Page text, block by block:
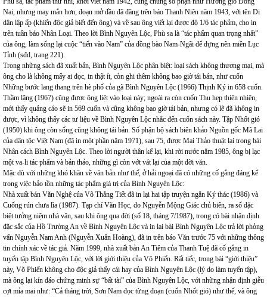
Nai, nhưng may mắn hơn, đoạn mở đầu đã đăng trên báo Thanh Niên năm 1943, với tên Di
dân lập ấp (khiến độc giả biết đến ông) và về sau ông viết lại được độ 1/6 tác phẩm, cho in
trên tuần báo Nhân Loại. Theo lời Bình Nguyên Lộc, Phù sa là “tác phẩm quan trọng nhất”
của ông, làm sống lại cuộc “tiến vào Nam” của đồng bào Nam-Ngãi để dựng nên miền Lục
Tỉnh (sđd, trang 221).
Trong những sách đã xuất bản, Bình Nguyên Lộc phân biệt: loại sách không thương mại, mà
ông cho là không mấy ai đọc, in thật ít, còn ghi thêm không bao giờ tái bản, như cuốn
Những bước lang thang trên hè phố của gã Bình Nguyên Lộc (1966) Thịnh Ký in 658 cuốn.
Thầm lặng (1967) cũng được ông liệt vào loại này; ngoài ra còn cuốn Thu hẹp thiên nhiên,
mới thấy quảng cáo sẽ in 569 cuốn và cũng không bao giờ tái bản, nhưng có lẽ đã không in
được, vì không thấy các tư liệu về Bình Nguyên Lộc nhắc đến cuốn sách này. Tập Nhốt gió
(1950) khi ông còn sống cũng không tái bản. Số phận bộ sách biên khảo Nguồn gốc Mã Lai
của dân tộc Việt Nam (đã in một phần năm 1971), sau 75, được Mai Thảo thuật lại trong bài
Nhân cách Bình Nguyên Lộc. Theo lời người thân kể lại, khi rời nước năm 1985, ông bị lạc
một va-li tác phẩm và bản thảo, những gì còn vớt vát lại của một đời văn.
Mặc dù với những khó khăn về văn bản như thế, ở hải ngoại đã có những cố gắng đáng kể
trong việc bảo tồn những tác phẩm giá trị của Bình Nguyên Lộc:
Nhà xuất bản Văn Nghệ của Võ Thắng Tiết đã in lại hai tập truyện ngắn Ký thác (1986) và
Cuống rún chưa lìa (1987). Tạp chí Văn Học, do Nguyễn Mộng Giác chủ biên, ra số đặc
biệt tưởng niệm nhà văn, sau khi ông qua đời (số 18, tháng 7/1987), trong có bài nhận định
đặc sắc của Hồ Trường An về Bình Nguyên Lộc và in lại bài Bình Nguyên Lộc trả lời phỏng
vấn Nguyễn Nam Anh (Nguyễn Xuân Hoàng), đã in trên báo Văn trước 75 với những thông
tin chính xác về tác giả. Năm 1999, nhà xuất bản An Tiêm của Thanh Tuệ đã cố gắng in
tuyển tập Bình Nguyên Lộc, với lời giới thiệu của Võ Phiến. Rất tiếc, trong bài “giới thiệu”
này, Võ Phiến không cho độc giả thấy cái hay của Bình Nguyên Lộc (lý do làm tuyển tập),
mà ông lại kín đáo chứng minh sự “bất tài” của Bình Nguyên Lộc, với những nhận định giễu
cợt mỉa mai như: “Cả tháng trời, Sơn Nam đọc từng đoạn (cuốn Nhốt gió) như thế, và ông